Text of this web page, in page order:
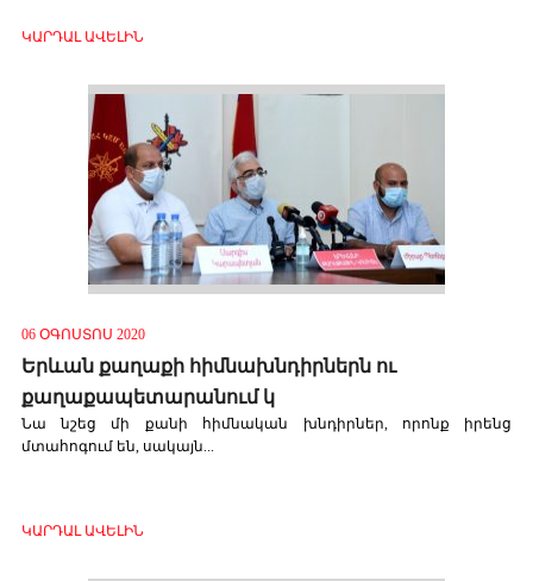
ԿԱՐԴԱԼ ԱՎԵԼԻՆ
06 ՕԳՈՍՏՈՍ 2020
Երևան քաղաքի հիմնախնդիրներն ու
քաղաքապետարանում կ
Նա նշեց մի քանի հիմնական խնդիրներ, որոնք իրենց
մտահոգում են, սակայն...
ԿԱՐԴԱԼ ԱՎԵԼԻՆ